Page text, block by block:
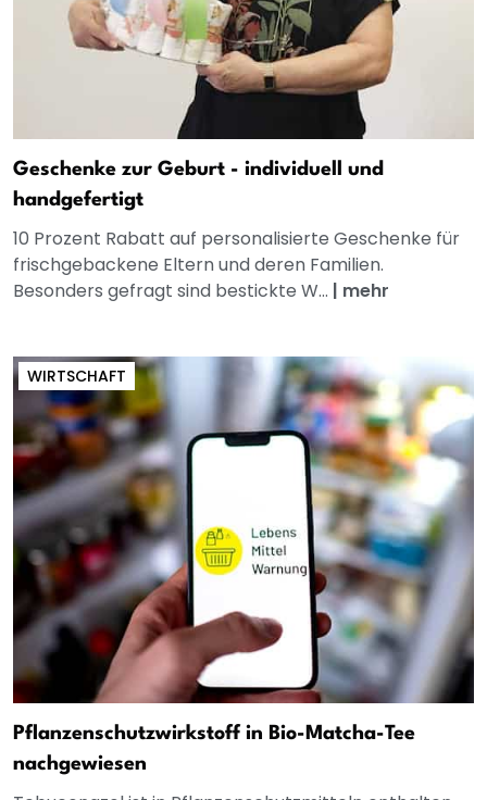
Geschenke zur Geburt - individuell und
handgefertigt
10 Prozent Rabatt auf personalisierte Geschenke für
frischgebackene Eltern und deren Familien.
Besonders gefragt sind bestickte W... | mehr
WIRTSCHAFT
Pflanzenschutzwirkstoff in Bio-Matcha-Tee
nachgewiesen